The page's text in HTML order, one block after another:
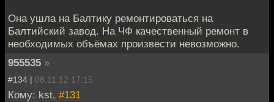
Она ушла на Балтику ремонтироваться на
Балтийский завод. На ЧФ качественный ремонт в
необходимых объёмах произвести невозможно.
955535 »
#134 | 08.11.12 17:15
Кому: kst, #131